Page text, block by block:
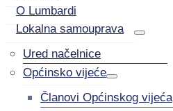
O Lumbardi
Lokalna samouprava
Ured načelnice
Općinsko vijeće
Članovi Općinskog vijeća